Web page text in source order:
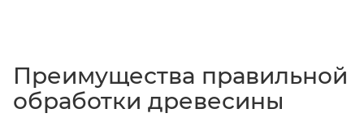
Преимущества правильной
обработки древесины